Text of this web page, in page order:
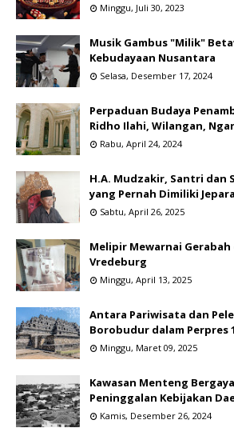
Minggu, Juli 30, 2023
Musik Gambus "Milik"
Kebudayaan Nusantara
Selasa, Desember 17, 2024
Perpaduan Budaya
Ridho Ilahi, Wilangan,
Rabu, April 24, 2024
H.A. Mudzakir, Santri dan
yang Pernah Dimiliki Jepara
Sabtu, April 26, 2025
Melipir Mewarnai
Vredeburg
Minggu, April 13, 2025
Antara Pariwisata dan
Borobudur dalam Perpres
Minggu, Maret 09, 2025
Kawasan Menteng
Peninggalan Kebijakan
Kamis, Desember 26, 2024